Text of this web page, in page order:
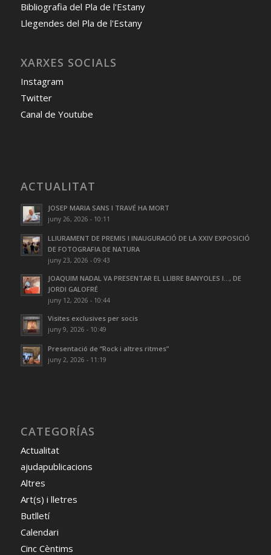
Bibliografia del Pla de l'Estany
Llegendes del Pla de l'Estany
XARXES SOCIALS
Instagram
Twitter
Canal de Youtube
ACTUALITAT
JOSEP MARIA SANS I TRAVÉ HA MORT
juny 26, 2026 - 10:11
LLIURAMENT DE PREMIS I INAUGURACIÓ DE LA XXIV EXPOSICIÓ
DE FOTOGRAFIA DE NATURA
juny 23, 2026 - 09:43
JOAQUIM NADAL VA PRESENTAR EL LLIBRE BANYOLES I…, DE
JORDI GALOFRÉ
juny 12, 2026 - 10:44
Visites exclusives per socis
juny 9, 2026 - 10:49
Presentació de “Rock i altres ritmes”
juny 2, 2026 - 11:19
CATEGORÍAS
Actualitat
ajudapublicacions
Altres
Art(s) i lletres
Butlletí
Calendari
Cinc Cèntims